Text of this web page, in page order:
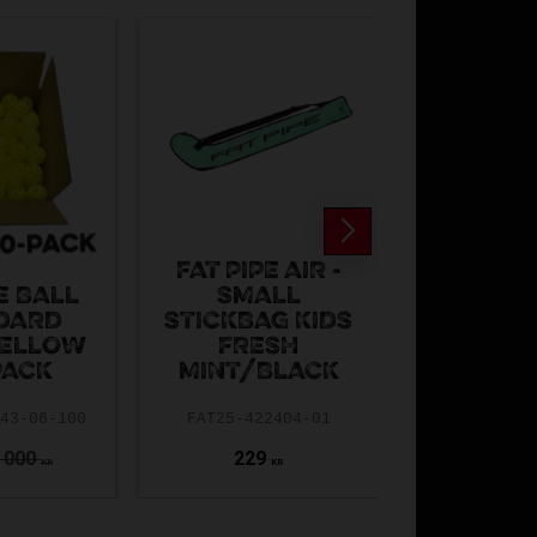
BALL
000 KR
FAT PIPE AIR -
SMALL
STICKBAG KIDS
FRESH
MINT/BLACK
229 KR